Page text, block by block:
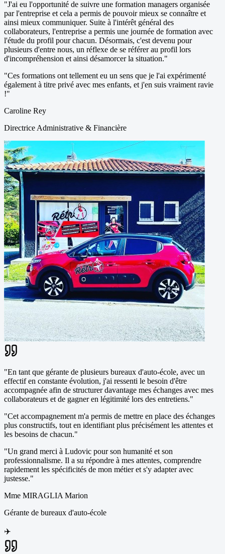
"J'ai eu l'opportunité de suivre une formation managers organisée
par l'entreprise et cela a permis de pouvoir mieux se connaître et
ainsi mieux communiquer. Suite à l'intérêt général des
collaborateurs, l'entreprise a permis une journée de formation avec
l'étude du profil pour chacun. Désormais, c'est devenu pour
plusieurs d'entre nous, un réflexe de se référer au profil lors
d'incompréhension et ainsi désamorcer la situation."
"Ces formations ont tellement eu un sens que je l'ai expérimenté
également à titre privé avec mes enfants, et j'en suis vraiment ravie
!"
Caroline Rey
Directrice Administrative & Financière
"En tant que gérante de plusieurs bureaux d'auto-école, avec un
effectif en constante évolution, j'ai ressenti le besoin d'être
accompagnée afin de structurer davantage mes échanges avec mes
collaborateurs et de gagner en légitimité lors des entretiens."
"Cet accompagnement m'a permis de mettre en place des échanges
plus constructifs, tout en identifiant plus précisément les attentes et
les besoins de chacun."
"Un grand merci à Ludovic pour son humanité et son
professionnalisme. Il a su répondre à mes attentes, comprendre
rapidement les spécificités de mon métier et s'y adapter avec
justesse."
Mme MIRAGLIA Marion
Gérante de bureaux d'auto-école
✈️